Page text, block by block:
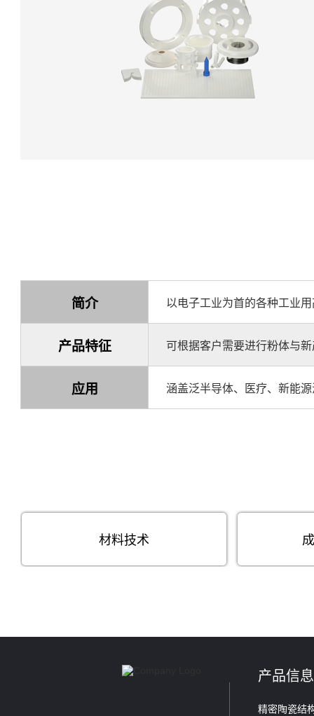
简介 以电子工业为首的各种工业
产品特征 可根据客户需要进行粉体与
应用 涵盖泛半导体、医疗、新能
材料技术
产品信息
精密陶瓷结